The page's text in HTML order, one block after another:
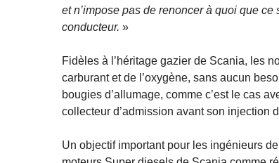
et n’impose pas de renoncer à quoi que
conducteur. »
Fidèles à l’héritage gazier de Scania, les
carburant et de l’oxygène, sans aucun
bougies d’allumage, comme c’est le cas
collecteur d’admission avant son injection
Un objectif important pour les ingénieurs